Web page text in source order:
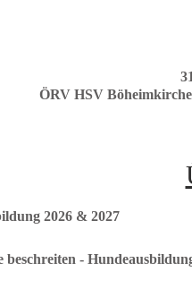
ÖRV HSV
2026 & 2027
beschreiten -